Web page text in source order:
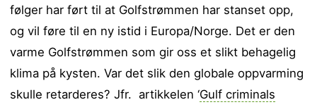
følger har ført til at Golfstrømmen har stanset opp,
og vil føre til en ny istid i Europa/Norge. Det er den
varme Golfstrømmen som gir oss et slikt behagelig
klima på kysten. Var det slik den globale oppvarming
skulle retarderes? Jfr. artikkelen ‘Gulf criminals